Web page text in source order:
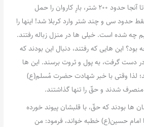
رسید، خیلی ها برگشتند. تا آنجا حدود 200 شتر، بارِ کاروان را حمل
حدود سی و چند شتر وارد کربلا شد! اینها را
چه شده است. خیلی ها در منزل زباله رفتند.
این هایی که رفتند، دنبال این بودند که
دست گرفت، به پول و ثروت برسند. این ها
لذا وقتی با خبر شهادت حضرت مُسلم(ع)
منصرف شدند و حقّ را تنها گذاشتند.
ها بودند که حقّ، با قلبشان پیوند خورده
امام حسین(ع) خطبه خواند، فرمود: من